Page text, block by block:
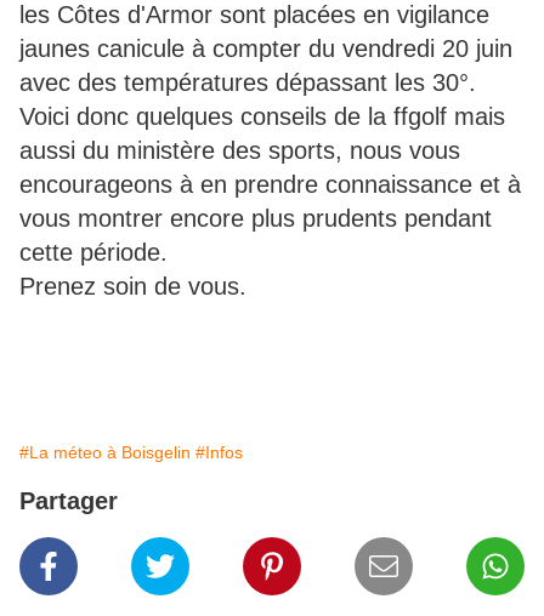
les Côtes d'Armor sont placées en vigilance
jaunes canicule à compter du vendredi 20 juin
avec des températures dépassant les 30°.
Voici donc quelques conseils de la ffgolf mais
aussi du ministère des sports, nous vous
encourageons à en prendre connaissance et à
vous montrer encore plus prudents pendant
cette période.
Prenez soin de vous.
#La méteo à Boisgelin #Infos
Partager